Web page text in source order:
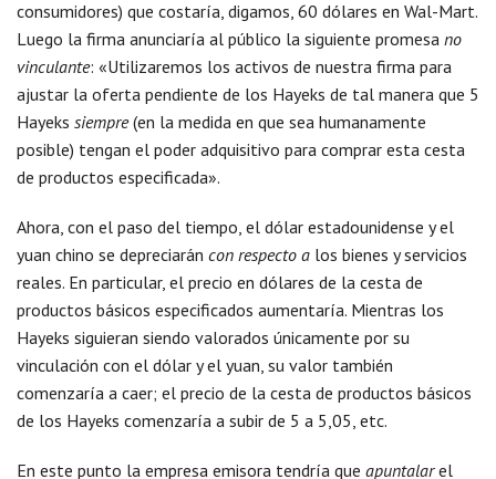
consumidores) que costaría, digamos, 60 dólares en Wal-Mart.
Luego la firma anunciaría al público la siguiente promesa no
vinculante: «Utilizaremos los activos de nuestra firma para
ajustar la oferta pendiente de los Hayeks de tal manera que 5
Hayeks siempre(en la medida en que sea humanamente
posible) tengan el poder adquisitivo para comprar esta cesta
de productos especificada».
Ahora, con el paso del tiempo, el dólar estadounidense y el
yuan chino se depreciarán con respecto a los bienes y servicios
reales. En particular, el precio en dólares de la cesta de
productos básicos especificados aumentaría. Mientras los
Hayeks siguieran siendo valorados únicamente por su
vinculación con el dólar y el yuan, su valor también
comenzaría a caer; el precio de la cesta de productos básicos
de los Hayeks comenzaría a subir de 5 a 5,05, etc.
En este punto la empresa emisora tendría que apuntalarel